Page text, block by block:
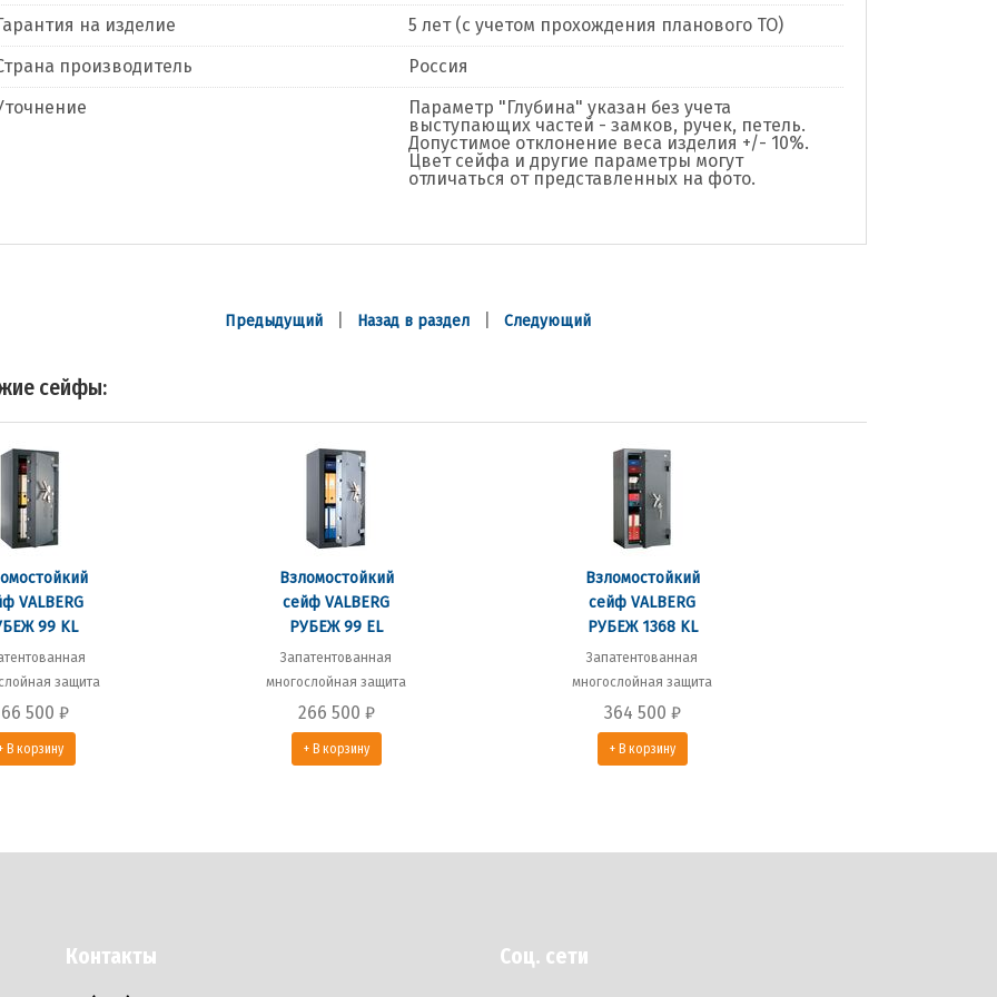
на изделие
5 лет (с учетом прохождения планового ТО)
производитель
Россия
Параметр "Глубина" указан без учета
выступающих частей - замков, ручек, петель.
Допустимое отклонение веса изделия +/- 10%.
Цвет сейфа и другие параметры могут
отличаться от представленных на фото.
Предыдущий Назад в раздел Следующий
сейфы:
VALBERG
99 KL
защита
500 ₽
В корзину
Взломостойкий
сейф VALBERG
РУБЕЖ 99 EL
Запатентованная
многослойная защита
266 500 ₽
+ В корзину
Взломостойкий
сейф VALBERG
РУБЕЖ 1368 KL
Запатентованная
многослойная защита
364 500 ₽
+ В корзину
Контакты Соц. сети